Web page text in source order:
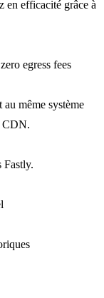
en efficacité grâce à
egress fees
même système
CDN.
Fastly.